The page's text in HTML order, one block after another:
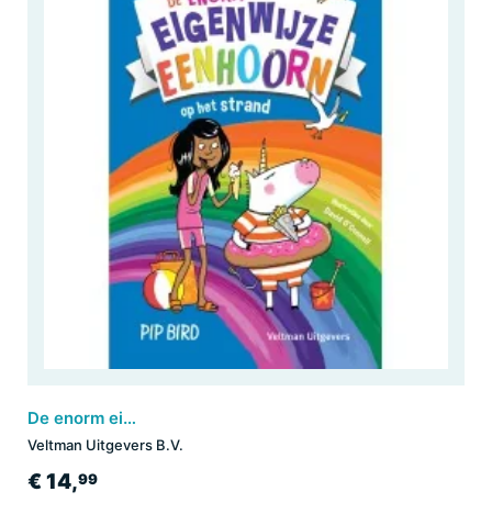
De enorm eigenwijze eenhoorn op het strand
Veltman Uitgevers B.V.
€ 14,99